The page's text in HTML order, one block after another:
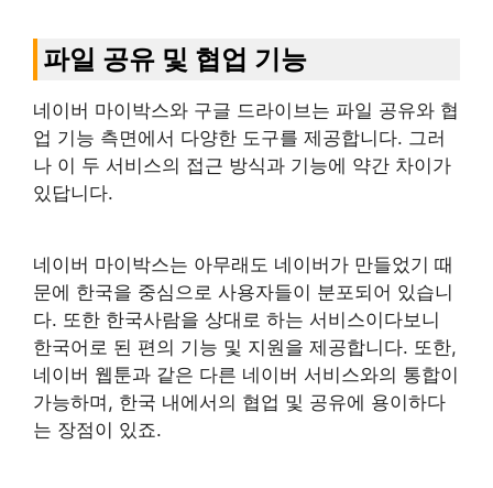
파일 공유 및 협업 기능
네이버 마이박스와 구글 드라이브는 파일 공유와 협
업 기능 측면에서 다양한 도구를 제공합니다. 그러
나 이 두 서비스의 접근 방식과 기능에 약간 차이가
있답니다.
네이버 마이박스는 아무래도 네이버가 만들었기 때
문에 한국을 중심으로 사용자들이 분포되어 있습니
다. 또한 한국사람을 상대로 하는 서비스이다보니
한국어로 된 편의 기능 및 지원을 제공합니다. 또한,
네이버 웹툰과 같은 다른 네이버 서비스와의 통합이
가능하며, 한국 내에서의 협업 및 공유에 용이하다
는 장점이 있죠.